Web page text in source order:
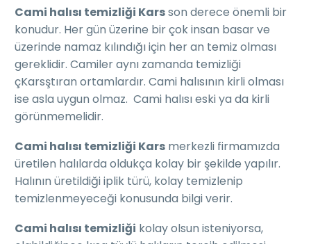
Cami halısı temizliği Karsson derece önemli bir
konudur. Her gün üzerine bir çok insan basar ve
üzerinde namaz kılındığı için her an temiz olması
gereklidir. Camiler aynı zamanda temizliği
çKarsştıran ortamlardır. Cami halısının kirli olması
ise asla uygun olmaz. Cami halısı eski ya da kirli
görünmemelidir.
Cami halısı temizliği Kars merkezli firmamızda
üretilen halılarda oldukça kolay bir şekilde yapılır.
Halının üretildiği iplik türü, kolay temizlenip
temizlenmeyeceği konusunda bilgi verir.
Cami halısı temizliği kolay olsun isteniyorsa,